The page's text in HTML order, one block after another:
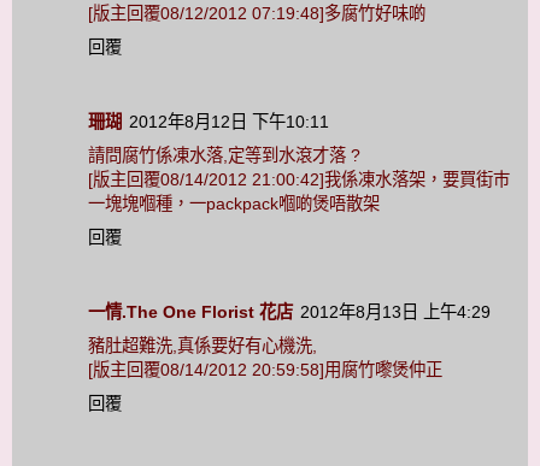
[版主回覆08/12/2012 07:19:48]多腐竹好味啲
回覆
珊瑚 2012年8月12日 下午10:11
請問腐竹係凍水落,定等到水滾才落 ?
[版主回覆08/14/2012 21:00:42]我係凍水落架，要買街巿
一塊塊嗰種，一packpack嗰啲煲唔散架
回覆
一情.The One Florist 花店 2012年8月13日 上午4:29
豬肚超難洗,真係要好有心機洗,
[版主回覆08/14/2012 20:59:58]用腐竹嚟煲仲正
回覆